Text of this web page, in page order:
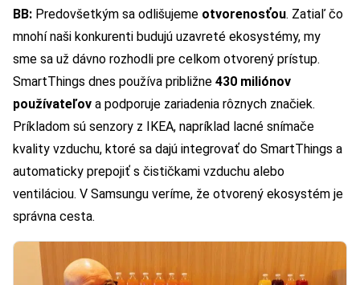
BB: Predovšetkým sa odlišujeme otvorenosťou. Zatiaľ čo
mnohí naši konkurenti budujú uzavreté ekosystémy, my
sme sa už dávno rozhodli pre celkom otvorený prístup.
SmartThings dnes používa približne 430 miliónov
používateľov a podporuje zariadenia rôznych značiek.
Príkladom sú senzory z IKEA, napríklad lacné snímače
kvality vzduchu, ktoré sa dajú integrovať do SmartThings a
automaticky prepojiť s čističkami vzduchu alebo
ventiláciou. V Samsungu veríme, že otvorený ekosystém je
správna cesta.